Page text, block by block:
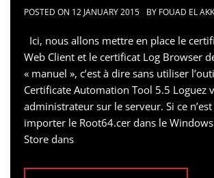
POSTED ON 12 JANUARY 2015 BY FOUAD EL
Ici, nous allons mettre en place le
Web Client et le certificat Log Browser
« manuel », c’est à dire sans utiliser
Certificate Automation Tool 5.5 Loguez
administrateur sur le serveur. Si ce
importer le Root64.cer dans le
Store dans